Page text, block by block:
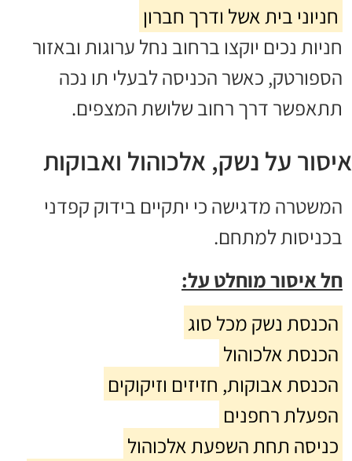
חניוני בית אשל ודרך חברון
חניות נכים יוקצו ברחוב נחל ערוגות ובאזור
הספורטק, כאשר הכניסה לבעלי תו נכה
תתאפשר דרך רחוב שלושת המצפים.
איסור על נשק, אלכוהול ואבוקות
המשטרה מדגישה כי יתקיים בידוק קפדני
בכניסות למתחם.
חל איסור מוחלט על:
הכנסת נשק מכל סוג
הכנסת אלכוהול
הכנסת אבוקות, חזיזים וזיקוקים
הפעלת רחפנים
כניסה תחת השפעת אלכוהול